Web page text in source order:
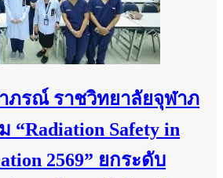
ภรณ์ ราชวิทยาลัยจุฬาภ
“Radiation Safety in
2569” ยกระดับ